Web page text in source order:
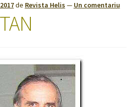
de Revista Helis — Un comentariu